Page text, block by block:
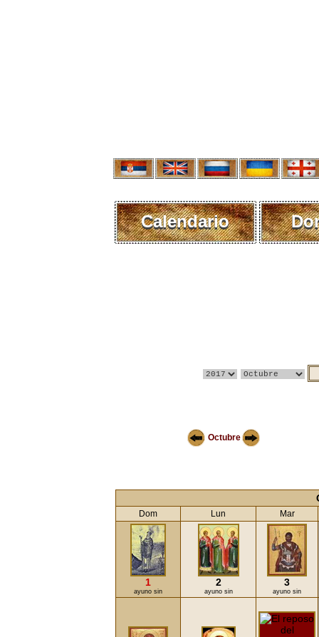
Calendario
Octubre
Dom Lun Mar
1
ayuno sin
2
ayuno sin
3
ayuno sin